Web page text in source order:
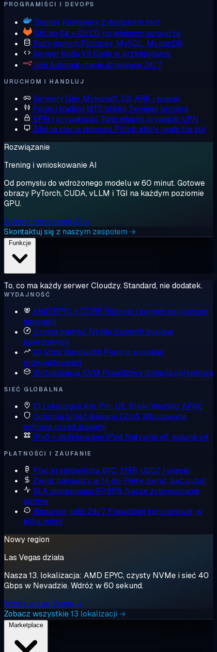
PROGRAMIŚCI I DEVOPS
Docker Kontenery z dostępem root
GitLab Git + CI/CD na własnym serwerze
Bazy danych Postgres, MySQL, MongoDB
Serwer Kodu VS Code w przeglądarce
n8n Automatyzacje działające 24/7
URUCHOM I HANDLUJ
Serwery Gier Minecraft, CS, ARK i więcej
Forex i trading MT5 blisko Twojego brokera
VPN i prywatność Twój własny prywatny VPN
Zdalna stacja robocza Pulpit, który nigdy nie śpi
Rozwiązanie
Trening i wnioskowanie AI
Od pomysłu do wdrożonego modelu w 60 minut. Gotowe
obrazy PyTorch, CUDA, vLLM i TGI na każdym poziomie
GPU.
Zobacz obciążenia AI →
Skontaktuj się z naszym zespołem →
To, co ma każdy serwer Cloudzy. Standard, nie dodatek.
WYDAJNOŚĆ
AMD EPYC + DDR5 Rdzenie i pamięć najnowszej
generacji
Czysta pamięć NVMeŻadnych dysków
talerzowych
10 Gbps Bandwidth Plany o wysokiej
przepustowości
Wirtualizacja KVM Prawdziwa izolacja sprzętowa
SIEĆ GLOBALNA
13 Lokalizacji Am. Płn., UE, Bliski Wschód, APAC
Ochrona przed atakami DDoS Wbudowana
ochrona przed atakami
IPv6 + dedykowane IPv4 Natywne v6, własne v4
PŁATNOŚCI I ZAUFANIE
Płać kryptowalutą BTC, XMR, USDT i więcej
Zwrot pieniędzy w 14 dni Pełny zwrot, bez pytań
SLA dostępności 99,95% Nasze zobowiązanie
uptime
Wsparcie ludzi 24/7 Prawdziwi inżynierowie, w
kilka minut
Nowy region
Las Vegas działa
Nasza 13. lokalizacja: AMD EPYC, czysty NVMe i sieć 40
Gbps w Nevadzie. Wdróż w 60 sekund.
Wdróż w Las Vegas →
Zobacz wszystkie 13 lokalizacji →